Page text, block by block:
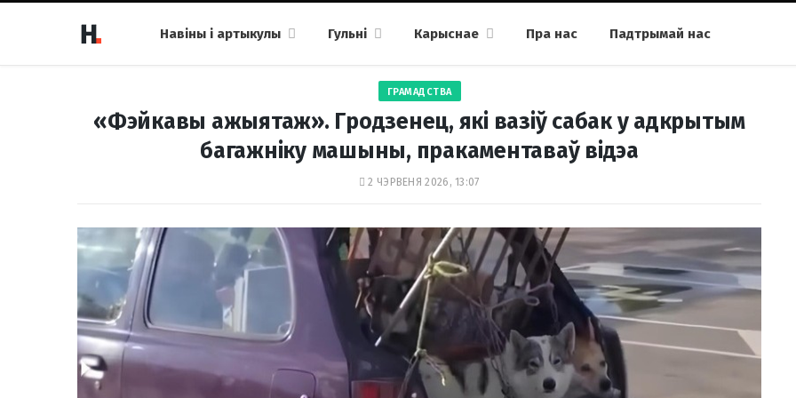
Навіны і артыкулы Гульні Карыснае Пра нас Падтрымай нас
ГРАМАДСТВА
«Фэйкавы ажыятаж». Гродзенец, які вазіў сабак у адкрытым
багажніку машыны, пракаментаваў відэа
2 ЧЭРВЕНЯ 2026, 13:07